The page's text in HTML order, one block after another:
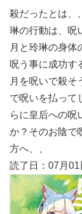
殺だったとは、
琳の行動は、呪
月と玲琳の身体
呪う事に成功す
月を呪いで殺そ
で呪いを払って
らに皇后への呪
か？そのお陰で
方へ、、
読了日：07月01